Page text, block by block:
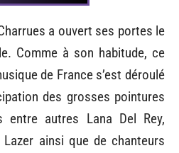
a ouvert ses portes le
Comme à son habitude, ce
de France s’est déroulé
des grosses pointures
entre autres Lana Del Rey,
ainsi que de chanteurs